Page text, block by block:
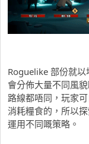
Roguelike 部份就
會分佈大量不同風
路線都唔同，玩家
消耗糧食的，所以
運用不同嘅策略。